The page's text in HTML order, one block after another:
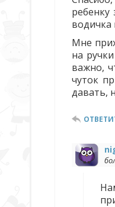
водичка
Мне
на
важно,
чуток
давать,